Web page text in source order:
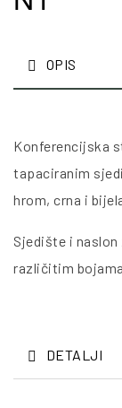
OPIS
Konferencijska
tapaciranim
hrom, crna i
Sjedište i
različitim
DETALJI